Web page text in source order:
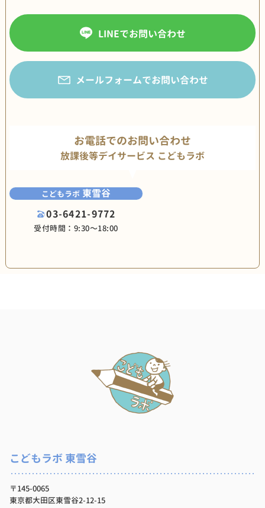
LINEでお問い合わせ
メールフォームでお問い合わせ
お電話でのお問い合わせ
放課後等デイサービス こどもラボ
こどもラボ 東雪谷
03-6421-9772
受付時間：9:30〜18:00
こどもラボ 東雪谷
〒145-0065
東京都大田区東雪谷2-12-15